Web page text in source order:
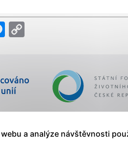
Messenger
přístupnosti|Zásady zpracování
a analýze návštěvnosti